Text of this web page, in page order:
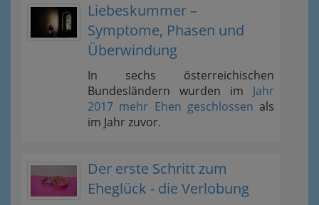
Liebeskummer –
Symptome, Phasen und
Überwindung
In sechs österreichischen
Bundesländern wurden im Jahr
2017 mehr Ehen geschlossen als
im Jahr zuvor.
Der erste Schritt zum
Eheglück - die Verlobung